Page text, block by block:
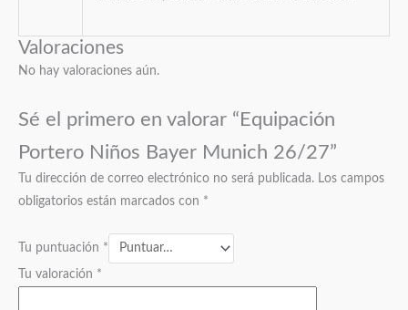
Valoraciones
No hay valoraciones aún.
Sé el primero en valorar “Equipación
Portero Niños Bayer Munich 26/27”
Tu dirección de correo electrónico no será publicada. Los campos
obligatorios están marcados con *
Tu puntuación *
Tu valoración *